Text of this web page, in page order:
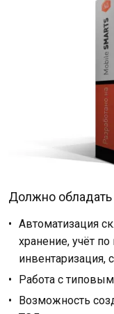
Должно
Автоматизация
хранение, учёт
инвентаризация,
Работа с
Возможность